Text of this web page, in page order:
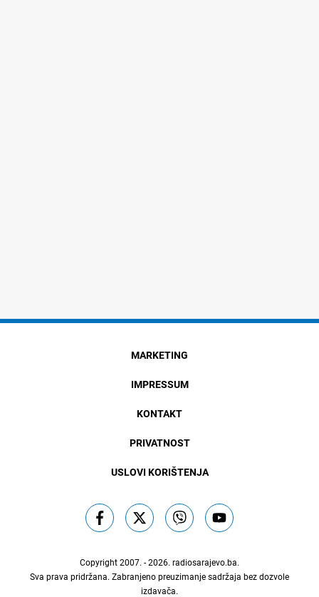
MARKETING
IMPRESSUM
KONTAKT
PRIVATNOST
USLOVI KORIŠTENJA
Copyright 2007. - 2026. radiosarajevo.ba.
Sva prava pridržana. Zabranjeno preuzimanje sadržaja bez dozvole
izdavača.